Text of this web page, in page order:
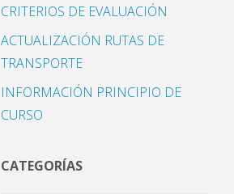
CRITERIOS DE EVALUACIÓN
ACTUALIZACIÓN RUTAS DE
TRANSPORTE
INFORMACIÓN PRINCIPIO DE
CURSO
CATEGORÍAS